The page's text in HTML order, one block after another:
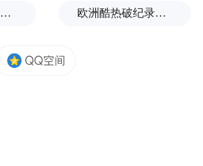
太恐怖，下架了，家长又玻璃心了？ 欧洲酷热破纪录！德国近1.2万人因高温丧生